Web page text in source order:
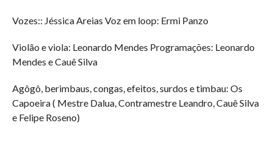
Vozes:: Jéssica Areias Voz em loop: Ermi Panzo
Violão e viola: Leonardo Mendes Programações: Leonardo
Mendes e Cauê Silva
Agôgô, berimbaus, congas, efeitos, surdos e timbau: Os
Capoeira ( Mestre Dalua, Contramestre Leandro, Cauê Silva
e Felipe Roseno)